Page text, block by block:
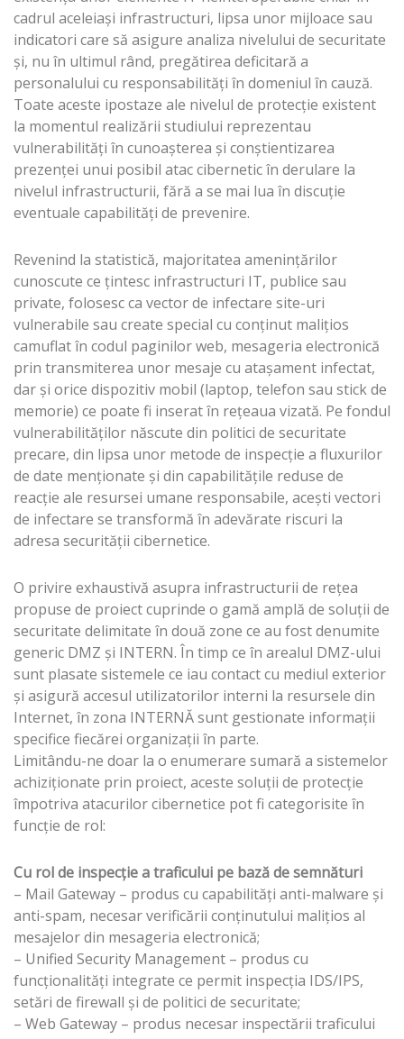
cadrul aceleiași infrastructuri, lipsa unor mijloace sau
indicatori care să asigure analiza nivelului de securitate
și, nu în ultimul rând, pregătirea deficitară a
personalului cu responsabilități în domeniul în cauză.
Toate aceste ipostaze ale nivelul de protecție existent
la momentul realizării studiului reprezentau
vulnerabilități în cunoașterea și conștientizarea
prezenței unui posibil atac cibernetic în derulare la
nivelul infrastructurii, fără a se mai lua în discuție
eventuale capabilități de prevenire.
Revenind la statistică, majoritatea amenințărilor
cunoscute ce țintesc infrastructuri IT, publice sau
private, folosesc ca vector de infectare site-uri
vulnerabile sau create special cu conținut malițios
camuflat în codul paginilor web, mesageria electronică
prin transmiterea unor mesaje cu atașament infectat,
dar și orice dispozitiv mobil (laptop, telefon sau stick de
memorie) ce poate fi inserat în rețeaua vizată. Pe fondul
vulnerabilităților născute din politici de securitate
precare, din lipsa unor metode de inspecție a fluxurilor
de date menționate și din capabilitățile reduse de
reacție ale resursei umane responsabile, acești vectori
de infectare se transformă în adevărate riscuri la
adresa securității cibernetice.
O privire exhaustivă asupra infrastructurii de reţea
propuse de proiect cuprinde o gamă amplă de soluții de
securitate delimitate în două zone ce au fost denumite
generic DMZ și INTERN. În timp ce în arealul DMZ-ului
sunt plasate sistemele ce iau contact cu mediul exterior
și asigură accesul utilizatorilor interni la resursele din
Internet, în zona INTERNĂ sunt gestionate informații
specifice fiecărei organizații în parte.
Limitându-ne doar la o enumerare sumară a sistemelor
achiziționate prin proiect, aceste soluții de protecție
împotriva atacurilor cibernetice pot fi categorisite în
funcție de rol:
Cu rol de inspecție a traficului pe bază de semnături
– Mail Gateway – produs cu capabilități anti-malware și
anti-spam, necesar verificării conţinutului maliţios al
mesajelor din mesageria electronică;
– Unified Security Management – produs cu
funcționalități integrate ce permit inspecția IDS/IPS,
setări de firewall și de politici de securitate;
– Web Gateway – produs necesar inspectării traficului